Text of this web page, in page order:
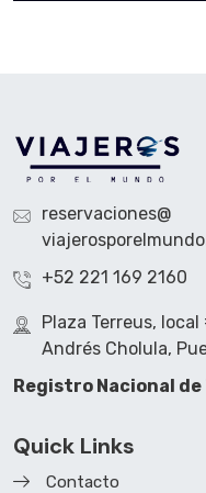
reservaciones@
+52 221 169 2160
Plaza Terreus,
Andrés Cholula,
Registro Nacional
Quick Links
Contacto